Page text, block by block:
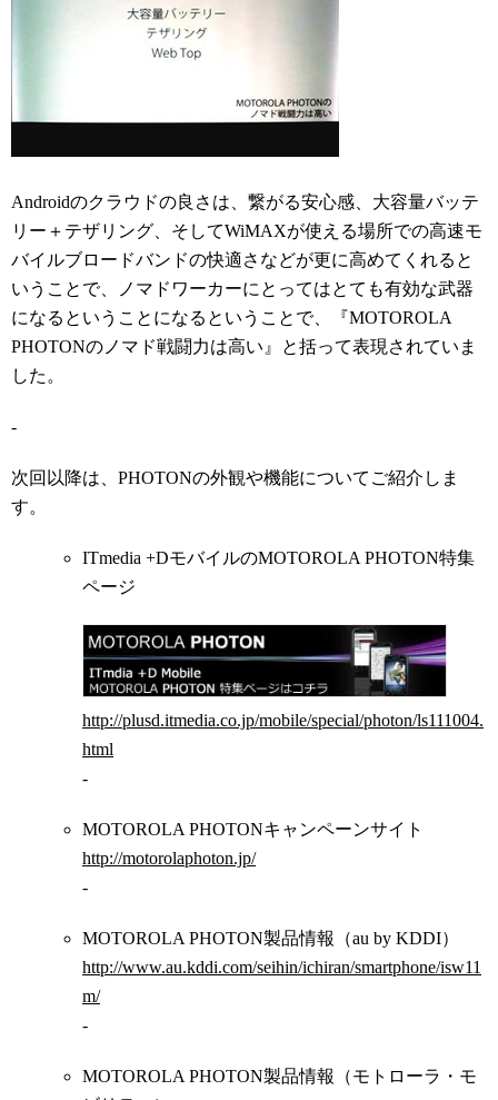
Androidのクラウドの良さは、繋がる安心感、大容量バッテ
リー＋テザリング、そしてWiMAXが使える場所での高速モ
バイルブロードバンドの快適さなどが更に高めてくれると
いうことで、ノマドワーカーにとってはとても有効な武器
になるということになるということで、『MOTOROLA
PHOTONのノマド戦闘力は高い』と括って表現されていま
した。
-
次回以降は、PHOTONの外観や機能についてご紹介しま
す。
ITmedia +DモバイルのMOTOROLA PHOTON特集
ページ
http://plusd.itmedia.co.jp/mobile/special/photon/ls111004.
html
-
MOTOROLA PHOTONキャンペーンサイト
http://motorolaphoton.jp/
-
MOTOROLA PHOTON製品情報（au by KDDI）
http://www.au.kddi.com/seihin/ichiran/smartphone/isw11
m/
-
MOTOROLA PHOTON製品情報（モトローラ・モ